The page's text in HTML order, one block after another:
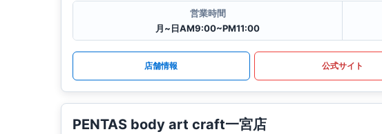
営業時間
月~日AM9:00~PM11:00
店舗情報 公式サイト
PENTAS body art craft一宮店